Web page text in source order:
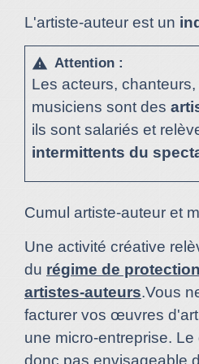
L'artiste-auteur est un
warning Attention :
Les acteurs,
musiciens sont des
ils sont salariés et
intermittents du
Cumul artiste-auteur et
Une activité créative
du régime de
artistes-auteurs.Vous
facturer vos œuvres
une micro-entreprise.
donc pas envisageable